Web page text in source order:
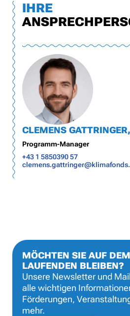
IHRE
CLEMENS
Programm-Manager
+43 1 5850390 57
MÖCHTEN SIE AUF DEM
LAUFENDEN BLEIBEN?
Unsere Newsletter und
alle wichtigen
Förderungen,
mehr.